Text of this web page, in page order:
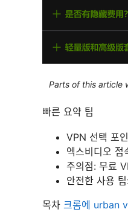
Parts of this article
빠른 요약 팁
VPN 선택 포
엑스비디오 접
주의점: 무료
안전한 사용
목차 크롬에 urban